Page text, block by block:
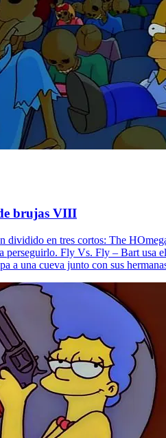
brujas VIII
dividido en tres cortos: The
perseguirlo. Fly Vs. Fly – Bart usa
a una cueva junto con sus